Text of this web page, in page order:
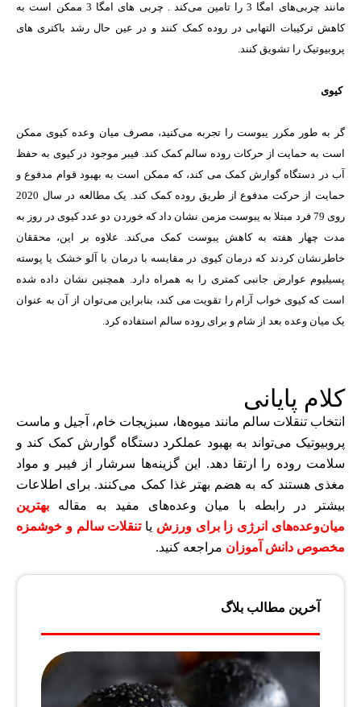
آخرین مطالب بلاگ
مانند چربی‌های امگا 3 را تامین می‌کند . چربی های امگا 3 ممکن است به
کاهش ترکیبات التهابی در روده کمک کنند و در عین حال رشد باکتری های
پروبیوتیک را تشویق کنند.
کیوی
گر به طور مکرر یبوست را تجربه می‌کنید، مصرف میان وعده کیوی ممکن
است به حمایت از حرکات روده سالم کمک کند. فیبر موجود در کیوی به حفظ
آب در دستگاه گوارش کمک می کند، که ممکن است به بهبود قوام مدفوع و
حمایت از حرکت مدفوع از طریق روده کمک کند. یک مطالعه در سال 2020
روی 79 فرد مبتلا به یبوست مزمن نشان داد که خوردن دو عدد کیوی در روز به
مدت چهار هفته به کاهش یبوست کمک می‌کند. علاوه بر این، محققان
خاطرنشان کردند که درمان کیوی در مقایسه با درمان با آلو خشک یا پوسته
پسیلیوم عوارض جانبی کمتری را به همراه دارد. همچنین نشان داده شده
است که کیوی خواب آرام را تقویت می کند، بنابراین می‌توان از آن به عنوان
یک میان وعده بعد از شام و برای روده سالم استفاده کرد.
کلام پایانی
انتخاب تنقلات سالم مانند میوه‌ها، سبزیجات خام، آجیل و ماست
پروبیوتیک می‌تواند به بهبود عملکرد دستگاه گوارش کمک کند و
سلامت روده را ارتقا دهد. این گزینه‌ها سرشار از فیبر و مواد
مغذی هستند که به هضم بهتر غذا کمک می‌کنند. برای اطلاعات
بیشتر در رابطه با میان وعده‌های مفید به مقاله بهترین
میان‌وعده‌‌های انرژی زا برای ورزش یاتنقلات سالم و خوشمزه
مخصوص دانش آموزان مراجعه کنید.